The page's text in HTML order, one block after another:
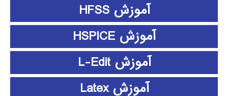
آموزش HFSS
آموزش HSPICE
آموزش L-Edit
آموزش Latex